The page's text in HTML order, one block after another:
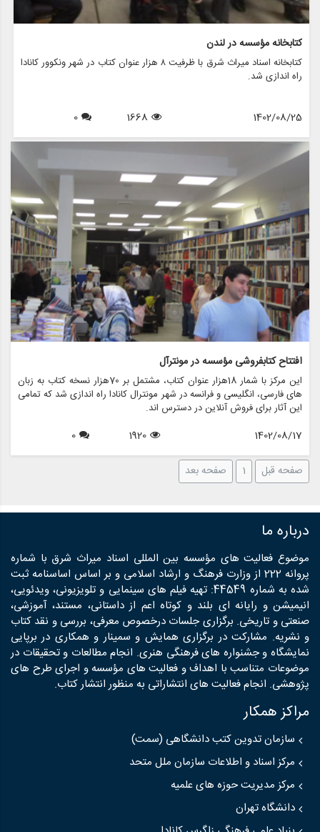
کتابخانه مؤسسه در لندن
کتابخانه اسناد میراث شرق با ظرفیت ۸ هزار عنوان کتاب در شهر ونکوور کانادا
راه اندازی شد.
1402/08/25
1668
0
افتتاح کتابفروشی مؤسسه در مونترآل
این مرکز با شمار 18هزار عنوان کتاب، مشتمل بر 70هزار نسخه کتاب به زبان
های فارسی، انگلیسی و فرانسه در شهر مونترال کانادا راه اندازی شد که تمامی
این آثار برای فروش آنلاین در دسترس اند.
1402/08/17
1920
0
صفحه قبل 1 صفحه بعد
درباره ما
موضوع فعالیت های مؤسسه بین المللی اسناد میراث شرق با شماره
پروانه 222 از وزارت فرهنگ و ارشاد اسلامی و بر اساس اساسنامه ثبت
شده به شماره 44549: تهیه فیلم های سینمایی و تلویزیونی، ویدئویی،
انیمیشن و رایانه ای بلند و کوتاه اعم از داستانی، مستند، آموزشی،
صنعتی و تاریخی. برگزاری جلسات درخصوص معرفی، بررسی و نقد کتاب
و نشریه. مشارکت در برگزاری همایش و سمینار و همکاری در برپایی
نمایشگاه و جشنواره های فرهنگی هنری. انجام مطالعات و تحقیقات در
موضوعات متناسب با اهداف و فعالیت های مؤسسه و اجرای طرح های
پژوهشی. انجام فعالیت های انتشاراتی به منظور انتشار کتاب.
مراکز همکار
سازمان تدوین کتب دانشگاهی (سمت)
مرکز اسناد و اطلاعات سازمان ملل متحد
مرکز مدیریت حوزه های علمیه
دانشگاه تهران